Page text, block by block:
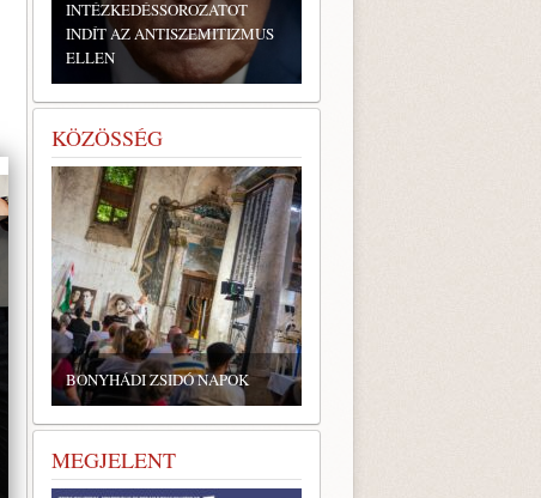
INTÉZKEDÉSSOROZATOT
INDÍT AZ ANTISZEMITIZMUS
ELLEN
KÖZÖSSÉG
BONYHÁDI ZSIDÓ NAPOK
MEGJELENT